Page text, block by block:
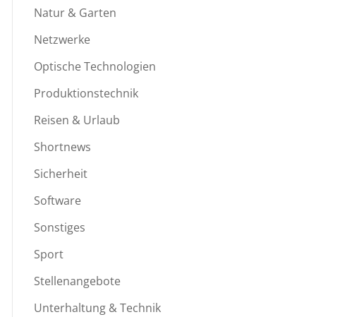
Natur & Garten
Netzwerke
Optische Technologien
Produktionstechnik
Reisen & Urlaub
Shortnews
Sicherheit
Software
Sonstiges
Sport
Stellenangebote
Unterhaltung & Technik